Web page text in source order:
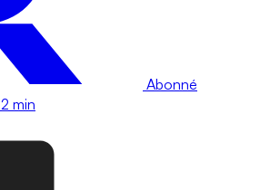
Abonné
2 min